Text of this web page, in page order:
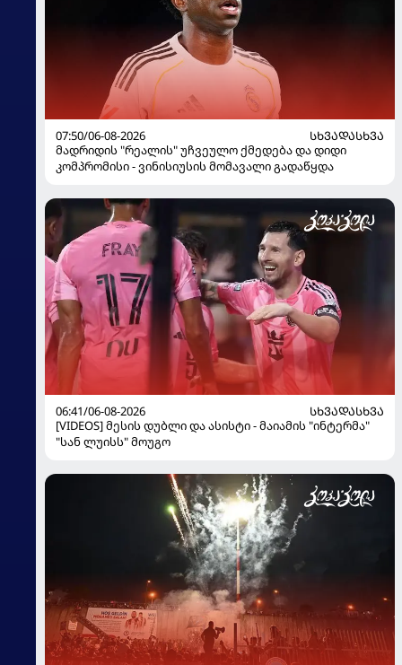
07:50/06-08-2026
ᲡᲮᲕᲐᲓᲐᲡᲮᲕᲐ
მადრიდის "რეალის" უჩვეულო ქმედება და დიდი
კომპრომისი - ვინისიუსის მომავალი გადაწყდა
06:41/06-08-2026
ᲡᲮᲕᲐᲓᲐᲡᲮᲕᲐ
[VIDEOS] მესის დუბლი და ასისტი - მაიამის "ინტერმა"
"სან ლუისს" მოუგო